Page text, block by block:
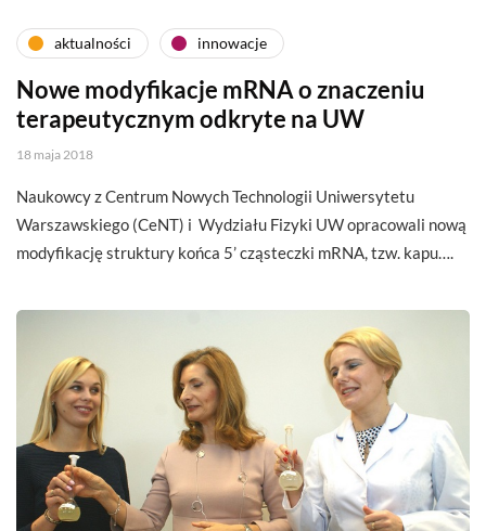
aktualności innowacje
Nowe modyfikacje mRNA o znaczeniu
terapeutycznym odkryte na UW
18 maja 2018
Naukowcy z Centrum Nowych Technologii Uniwersytetu
Warszawskiego (CeNT) i Wydziału Fizyki UW opracowali nową
modyfikację struktury końca 5’ cząsteczki mRNA, tzw. kapu….